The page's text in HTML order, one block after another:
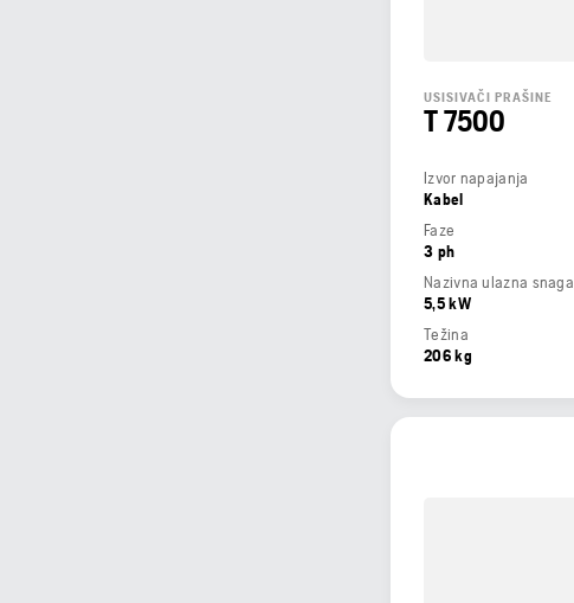
USISIVAČI PRAŠINE
T 7500
Izvor napajanja
Kabel
Faze
3 ph
Nazivna ulazna snaga
5,5 kW
Težina
206 kg